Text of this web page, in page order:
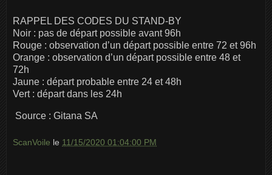
RAPPEL DES CODES DU STAND-BY
Noir : pas de départ possible avant 96h
Rouge : observation d’un départ possible entre 72 et 96h
Orange : observation d’un départ possible entre 48 et
72h
Jaune : départ probable entre 24 et 48h
Vert : départ dans les 24h
Source : Gitana SA
ScanVoile le 11/15/2020 01:04:00 PM